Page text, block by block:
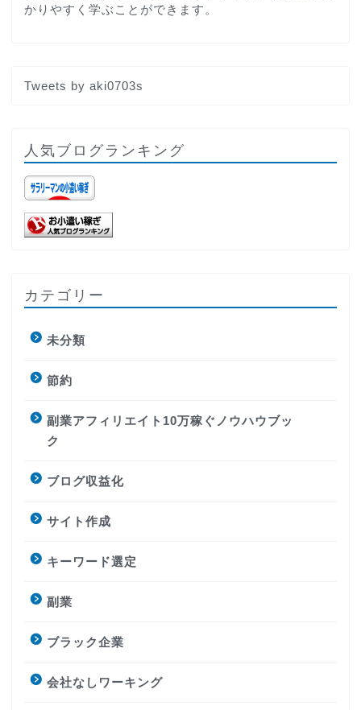
かりやすく学ぶことができます。
Tweets by aki0703s
人気ブログランキング
カテゴリー
未分類
節約
副業アフィリエイト10万稼ぐノウハウブッ
ク
ブログ収益化
サイト作成
キーワード選定
副業
ブラック企業
会社なしワーキング